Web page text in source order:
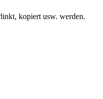
kopiert usw. werden.